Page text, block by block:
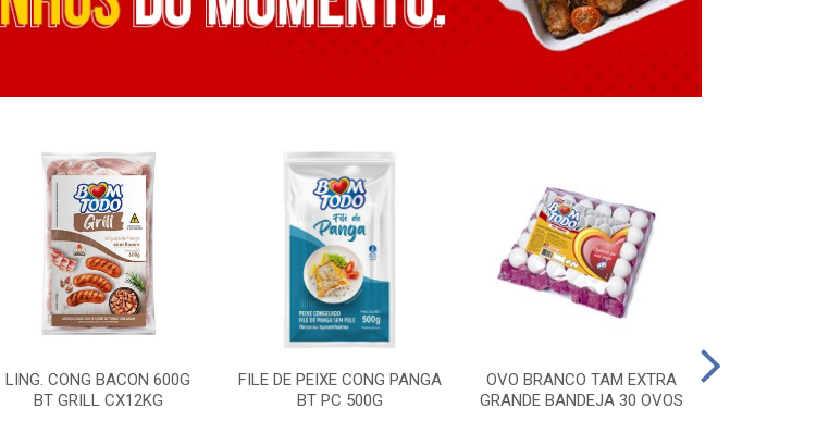
LING. CONG BACON 600G
BT GRILL CX12KG
FILE DE PEIXE CONG PANGA
BT PC 500G
OVO BRANCO TAM EXTRA
GRANDE BANDEJA 30 OVOS